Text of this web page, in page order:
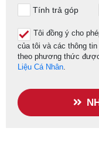
Tính trả góp
Tôi đồng ý cho
của tôi và các thông
theo phương thức
Liệu Cá Nhân